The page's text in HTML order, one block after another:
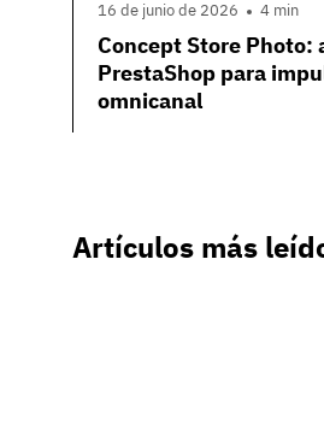
16 de junio de 2026 4 min
Concept Store Photo:
PrestaShop para
omnicanal
Artículos más